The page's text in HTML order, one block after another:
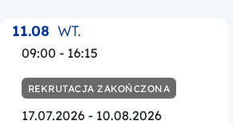
11.08 WT.
09:00 - 16:15
REKRUTACJA ZAKOŃCZONA
17.07.2026 - 10.08.2026